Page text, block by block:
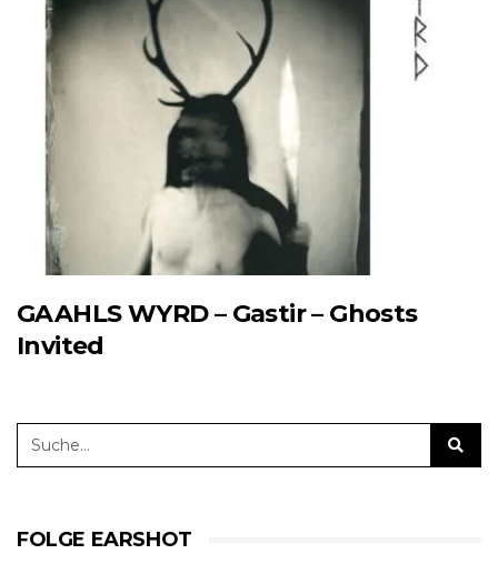
GAAHLS WYRD – Gastir – Ghosts
Invited
FOLGE EARSHOT